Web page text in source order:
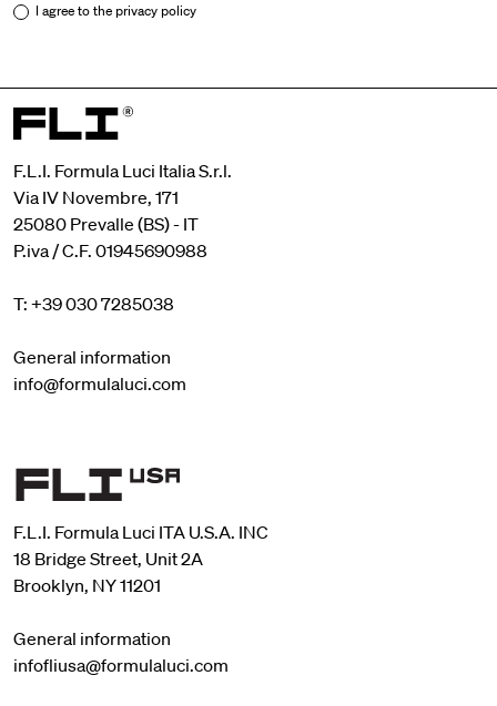
I agree to theprivacy policy
F.L.I. Formula Luci Italia S.r.l.
Via IV Novembre, 171
25080 Prevalle (BS) - IT
P.iva / C.F. 01945690988
T: +39 030 7285038
General information
info@formulaluci.com
F.L.I. Formula Luci ITA U.S.A. INC
18 Bridge Street, Unit 2A
Brooklyn, NY 11201
General information
infofliusa@formulaluci.com